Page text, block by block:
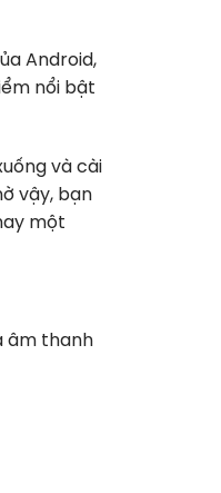
Android,
nổi bật
và cài
vậy, bạn
một
âm thanh